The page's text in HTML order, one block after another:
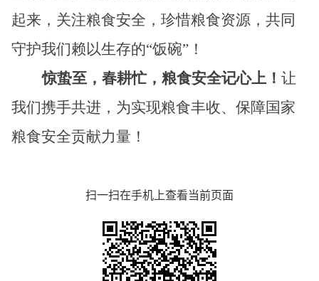
起来，关注粮食安全，珍惜粮食资源，共同
守护我们赖以生存的“饭碗”！
惊蛰至，春耕忙，粮食安全记心上！ 让
我们携手共进，为实现粮食丰收、保障国家
粮食安全贡献力量！
扫一扫在手机上查看当前页面